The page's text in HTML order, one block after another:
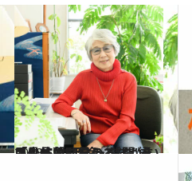
2023.5.18
「少し心配なのですが」「具体的に言うと…」言いにくい“反論・質問”をスムーズに伝える“ちょい足し言葉”
カルチャー